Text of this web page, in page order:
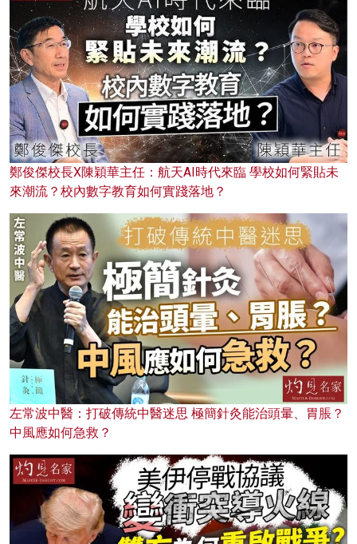
鄭俊傑校長X陳穎華主任：航天AI時代來臨 學校如何緊貼未
來潮流？校內數字教育如何實踐落地？
左常波中醫：打破傳統中醫迷思 極簡針灸能治頭暈、胃脹？
中風應如何急救？